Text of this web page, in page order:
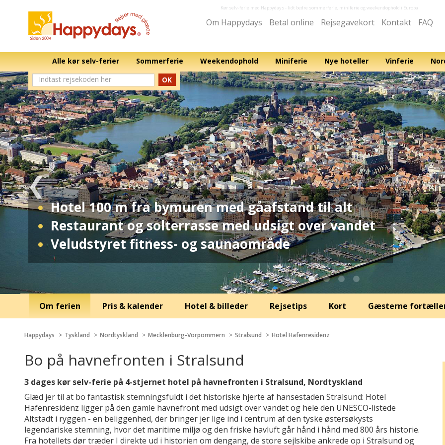
Kør selv-ferie med Happydays - lidt bedre sommerferie, miniferie og weekendophold i Europa
Om Happydays Betal online Rejsegavekort Kontakt FAQ
Alle kør selv-ferier Sommerferie Weekendophold Miniferie Nye hoteller Vinferie
OK
Hotel 100 m fra bymuren med gåafstand til alt
Restaurant og solterrasse med udsigt over vandet
Veludstyret fitness- og saunaområde
Om ferien Pris & kalender Hotel & billeder Rejsetips Kort Gæsterne
Happydays Tyskland Nordtyskland Mecklenburg-Vorpommern Stralsund Hotel Hafenresidenz
Bo på havnefronten i Stralsund
3 dages kør selv-ferie på 4-stjernet hotel på havnefronten i Stralsund, Nordtyskland
Glæd jer til at bo fantastisk stemningsfuldt i det historiske hjerte af hansestaden Stralsund: Hotel
Hafenresidenz ligger på den gamle havnefront med udsigt over vandet og hele den UNESCO-listede
Altstadt i ryggen - en beliggenhed, der bringer jer lige ind i centrum af den tyske østersøkysts
legendariske stemning, hvor det maritime miljø og den friske havluft går hånd i hånd med 800 års historie.
Fra hotellets dør træder I direkte ud i historien om dengang, de store sejlskibe ankrede op i Stralsund og